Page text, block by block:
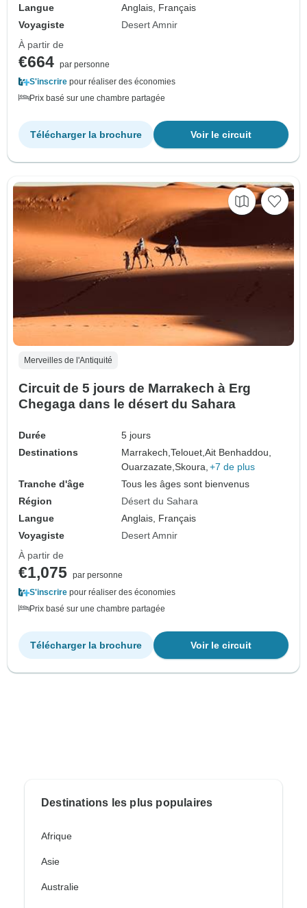
Langue
Anglais, Français
Voyagiste
Desert Amnir
À partir de
€664 par personne
S'inscrire pour réaliser des économies
Prix basé sur une chambre partagée
Voir le circuit
Télécharger la brochure
Merveilles de l'Antiquité
Circuit de 5 jours de Marrakech à Erg
Chegaga dans le désert du Sahara
Durée
5 jours
Destinations
Marrakech,Telouet,Ait Benhaddou,
Ouarzazate,Skoura, +7 de plus
Tranche d'âge
Tous les âges sont bienvenus
Région
Désert du Sahara
Langue
Anglais, Français
Voyagiste
Desert Amnir
À partir de
€1,075 par personne
S'inscrire pour réaliser des économies
Prix basé sur une chambre partagée
Voir le circuit
Télécharger la brochure
Destinations les plus populaires
Afrique
Asie
Australie